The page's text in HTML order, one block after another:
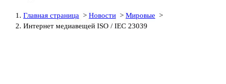
Главная страница > Новости > Мировые >
Интернет медиавещей ISO / IEC 23039